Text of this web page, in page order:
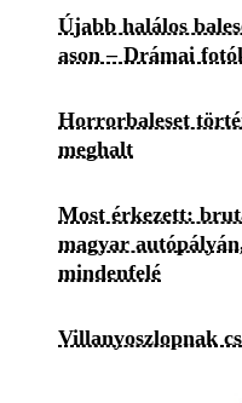
Újabb halálos
ason – Drámai
Horrorbaleset
meghalt
Most érkezett:
magyar
mindenfelé
Villanyoszlopnak